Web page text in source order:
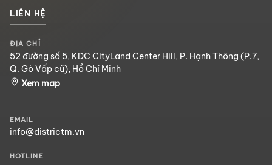
LIÊN HỆ
ĐỊA CHỈ
52 đường số 5, KDC CityLand Center Hill, P. Hạnh Thông (P.7,
Q. Gò Vấp cũ), Hồ Chí Minh
Xem map
EMAIL
info@districtm.vn
HOTLINE